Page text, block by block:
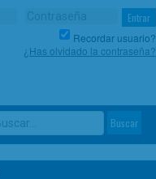
Recordar usuario?
¿Has olvidado la contraseña?